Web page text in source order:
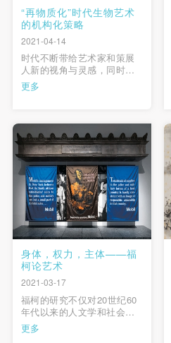
“再物质化”时代生物艺术
的机构化策略
2021-04-14
时代不断带给艺术家和策展
人新的视角与灵感，同时也
抛出新的难题。美术馆在打
破传统，解决数字时代赋予
字化文献、数字化藏品一系
列任务之后，又进入了新一
轮的转向。“再物质
化”（Rematerialization …
更多
身体，权力，主体——福
柯论艺术
2021-03-17
福柯的研究不仅对20世纪60
年代以来的人文学和社会科
学贡献巨大，而且在艺术上
也产生了深刻影响。他最著
更多